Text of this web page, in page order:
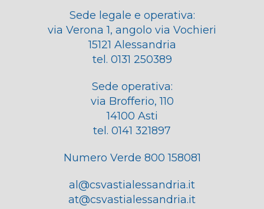
Sede legale e operativa:
via Verona 1, angolo via Vochieri
15121 Alessandria
tel. 0131 250389
Sede operativa:
via Brofferio, 110
14100 Asti
tel. 0141 321897
Numero Verde 800 158081
al@csvastialessandria.it
at@csvastialessandria.it